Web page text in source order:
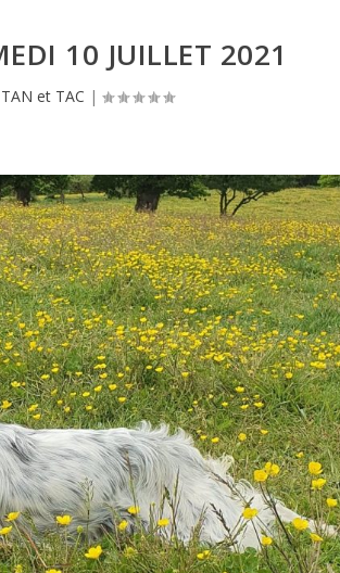
10 JUILLET 2021
et TAC |